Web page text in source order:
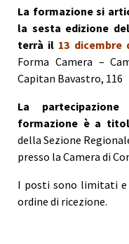
La formazione si
la sesta edizione
terrà il 13 dicembre
Forma Camera –
Capitan Bavastro, 116
La
formazione è a
della Sezione
presso la Camera di
I posti sono limitati e
ordine di ricezione.